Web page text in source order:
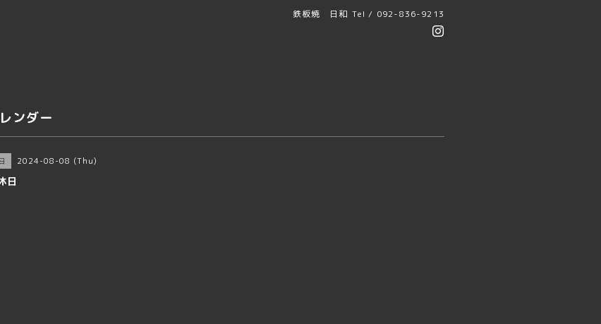
鉄板焼 日和 Tel / 092-836-9213
ンダー
2024-08-08 (Thu)
日